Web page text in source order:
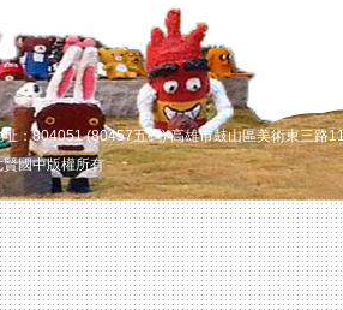
址：804051 (80457五碼) 高雄市鼓山區美術東三
賢國中版權所有